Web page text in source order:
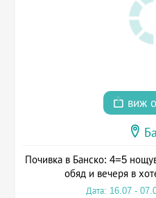
виж
Почивка в Банско: 4=5
обяд и вечеря в
Дата: 16.07 -